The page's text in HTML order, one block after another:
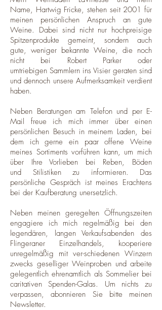
Name, Hartwig Fricke, stehen seit 2001 für
meinen persönlichen Anspruch an gute
Weine. Dabei sind nicht nur hochpreisige
Spitzenprodukte gemeint, sondern auch
gute, weniger bekannte Weine, die noch
nicht bei Robert Parker oder
umtriebigen Sammlern ins Visier geraten sind
und dennoch unsere Aufmerksamkeit verdient
haben.
Neben Beratungen am Telefon und per E-
Mail freue ich mich immer über einen
persönlichen Besuch in meinem Laden, bei
dem ich gerne ein paar offene Weine
meines Sortiments vorführen kann, um mich
über Ihre Vorlieben bei Reben, Böden
und Stilistiken zu informieren. Das
persönliche Gespräch ist meines Erachtens
bei der Kaufberatung unersetzlich.
Neben meinen geregelten Öffnungszeiten
engagiere ich mich regelmäßig bei den
legendären, langen Verkaufsabenden des
Flingeraner Einzelhandels, kooperiere
unregelmäßig mit ver-schiedenen Winzern
zwecks geselliger Weinproben und arbeite
gelegentlich ehrenamtlich als Sommelier bei
caritativen Spenden-Galas. Um nichts zu
verpassen, abonnieren Sie bitte meinen
Newsletter.